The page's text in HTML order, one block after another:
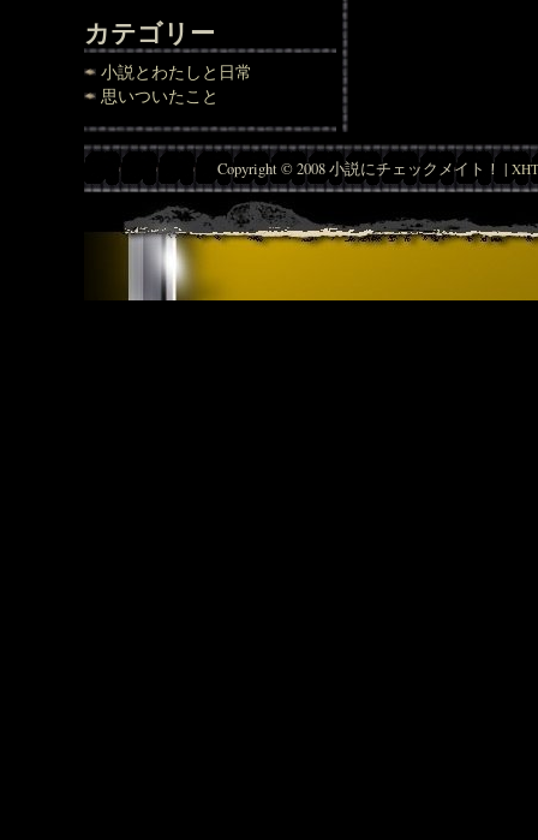
カテゴリー
小説とわたしと日常
思いついたこと
Copyright © 2008 小説にチェックメイト！ |